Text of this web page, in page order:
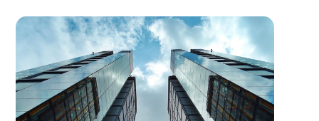
kaynaklı olarak asansör masrafları ile alakalı
değerlendirmeler yapılması gerekmektedir. Siz
de bir apartman sakini olarak bu konuda soru
işaretleri mi yaşıyorsunuz? O halde birbirinden
önemli detaylara daha yakından bir göz atın!